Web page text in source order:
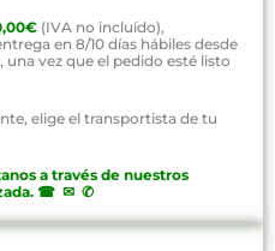
(IVA no incluído),
en 8/10 días hábiles desde
una vez que el pedido esté listo
elige el transportista de tu
a través de nuestros
. ☎ ✉ ✆